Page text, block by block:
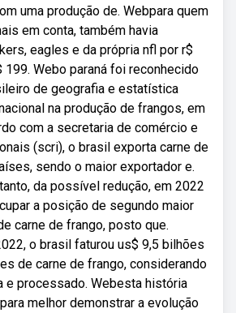
uma produção de. Webpara quem
em conta, também havia
eagles e da própria nfl por r$
199. Webo paraná foi reconhecido
de geografia e estatística
na produção de frangos, em
com a secretaria de comércio e
(scri), o brasil exporta carne de
sendo o maior exportador e.
da possível redução, em 2022
a posição de segundo maior
carne de frango, posto que.
o brasil faturou us$ 9,5 bilhões
de carne de frango, considerando
e processado. Webesta história
melhor demonstrar a evolução